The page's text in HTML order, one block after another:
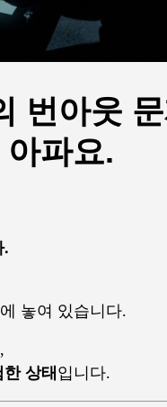
번아웃
파요.
.
에 놓여 있습니다.
상태 입니다.